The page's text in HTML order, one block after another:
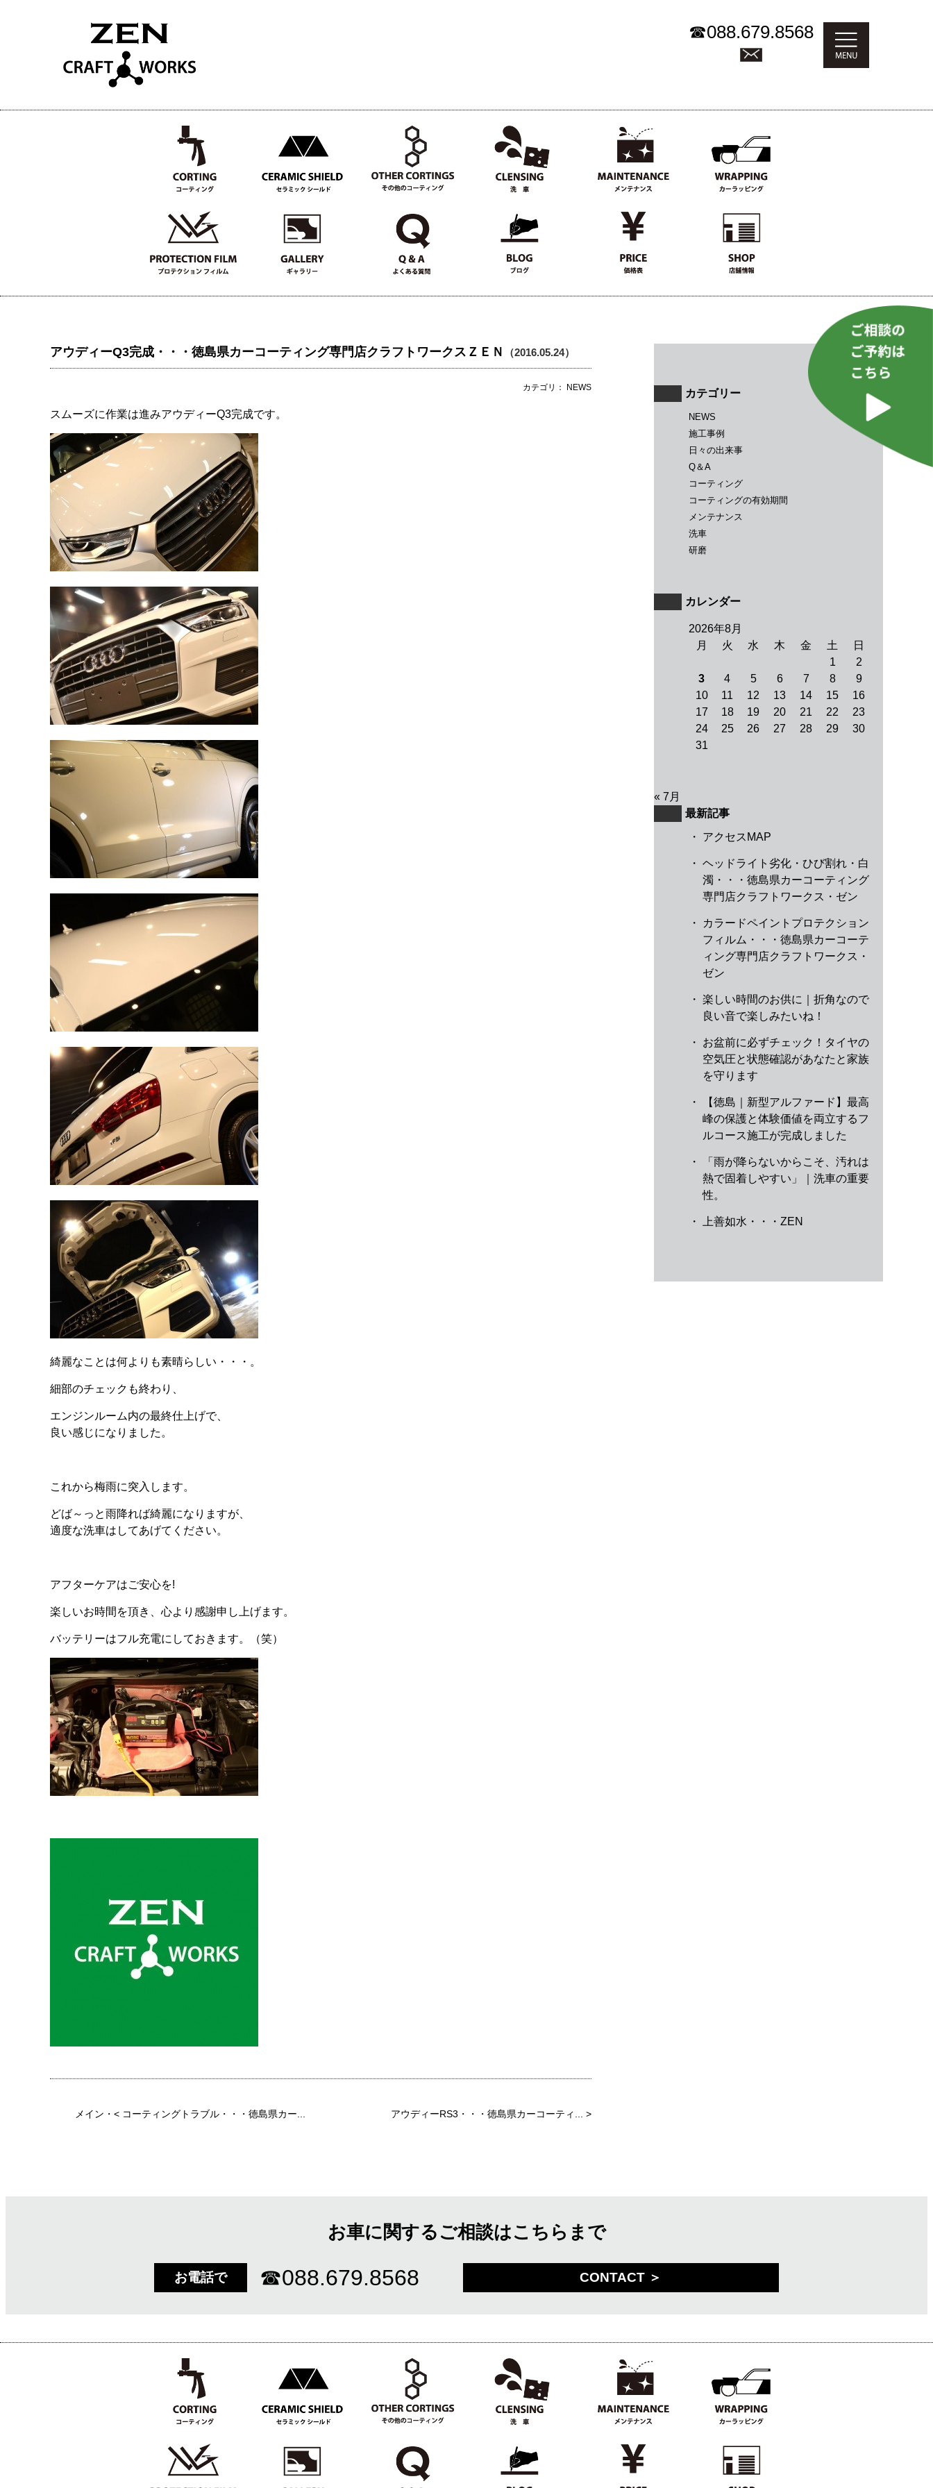
☎088.679.8568
アウディーQ3完成・・・徳島県カーコーティング専門店クラフトワークスＺＥＮ （2016.05.24）
カテゴリ： NEWS
スムーズに作業は進みアウディーQ3完成です。
綺麗なことは何よりも素晴らしい・・・。
細部のチェックも終わり、
エンジンルーム内の最終仕上げで、
良い感じになりました。
これから梅雨に突入します。
どば～っと雨降れば綺麗になりますが、
適度な洗車はしてあげてください。
アフターケアはご安心を!
楽しいお時間を頂き、心より感謝申し上げます。
バッテリーはフル充電にしておきます。（笑）
メイン ・< コーティングトラブル・・・徳島県カー... アウディーRS3・・・徳島県カーコーティ... >
カテゴリー
NEWS
施工事例
日々の出来事
Q＆A
コーティング
コーティングの有効期間
メンテナンス
洗車
研磨
カレンダー
2026年8月
月
火 水 木 金 土
日
1
2
3
4 5 6 7 8
9
10
11 12 13 14 15
16
17
18 19 20 21 22
23
24
25 26 27 28 29
30
31
« 7月
最新記事
・
アクセスMAP
・ ヘッドライト劣化・ひび割れ・白
濁・・・徳島県カーコーティング
専門店クラフトワークス・ゼン
・
カラードペイントプロテクション
フィルム・・・徳島県カーコーテ
ィング専門店クラフトワークス・
ゼン
・ 楽しい時間のお供に｜折角なので
良い音で楽しみたいね！
・
お盆前に必ずチェック！タイヤの
空気圧と状態確認があなたと家族
を守ります
・
【徳島｜新型アルファード】最高
峰の保護と体験価値を両立するフ
ルコース施工が完成しました
・
「雨が降らないからこそ、汚れは
熱で固着しやすい」｜洗車の重要
性。
・ 上善如水・・・ZEN
お車に関するご相談はこちらまで
お電話で ☎088.679.8568 CONTACT ＞